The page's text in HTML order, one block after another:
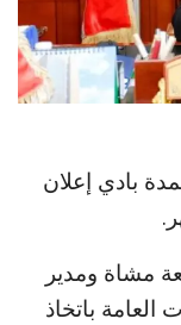
بادي إعلان
مشاة ومدير
العامة باتخاذ